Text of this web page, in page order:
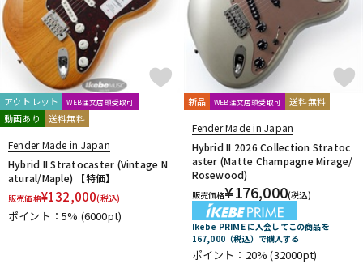
アウトレット WEB注文店頭受取可
動画あり 送料無料
Fender Made in Japan
Hybrid II Stratocaster (Vintage N
atural/Maple) 【特価】
販売価格¥132,000(税込)
ポイント：5% (6000pt)
新品 WEB注文店頭受取可 送料無料
Fender Made in Japan
Hybrid II 2026 Collection Stratoc
aster (Matte Champagne Mirage/
Rosewood)
販売価格¥176,000(税込)
Ikebe PRIME に入会してこの商品を
167,000（税込）で購入する
ポイント：20%(32000pt)